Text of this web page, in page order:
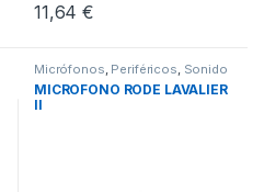
11,64€
Micrófonos, Periféricos, Sonido
MICROFONO RODE LAVALIER
II